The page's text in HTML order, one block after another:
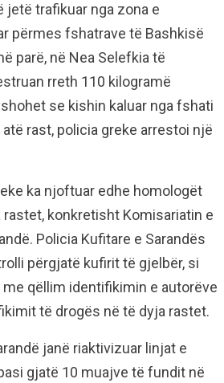
trafikuar nga zona e
përmes fshatrave të Bashkisë
parë, në Nea Selefkia të
rreth 110 kilogramë
se kishin kaluar nga fshati
rast, policia greke arrestoi një
ka njoftuar edhe homologët
konkretisht Komisariatin e
Policia Kufitare e Sarandës
përgjatë kufirit të gjelbër, si
me qëllim identifikimin e autorëve
të drogës në të dyja rastet.
janë riaktivizuar linjat e
gjatë 10 muajve të fundit në